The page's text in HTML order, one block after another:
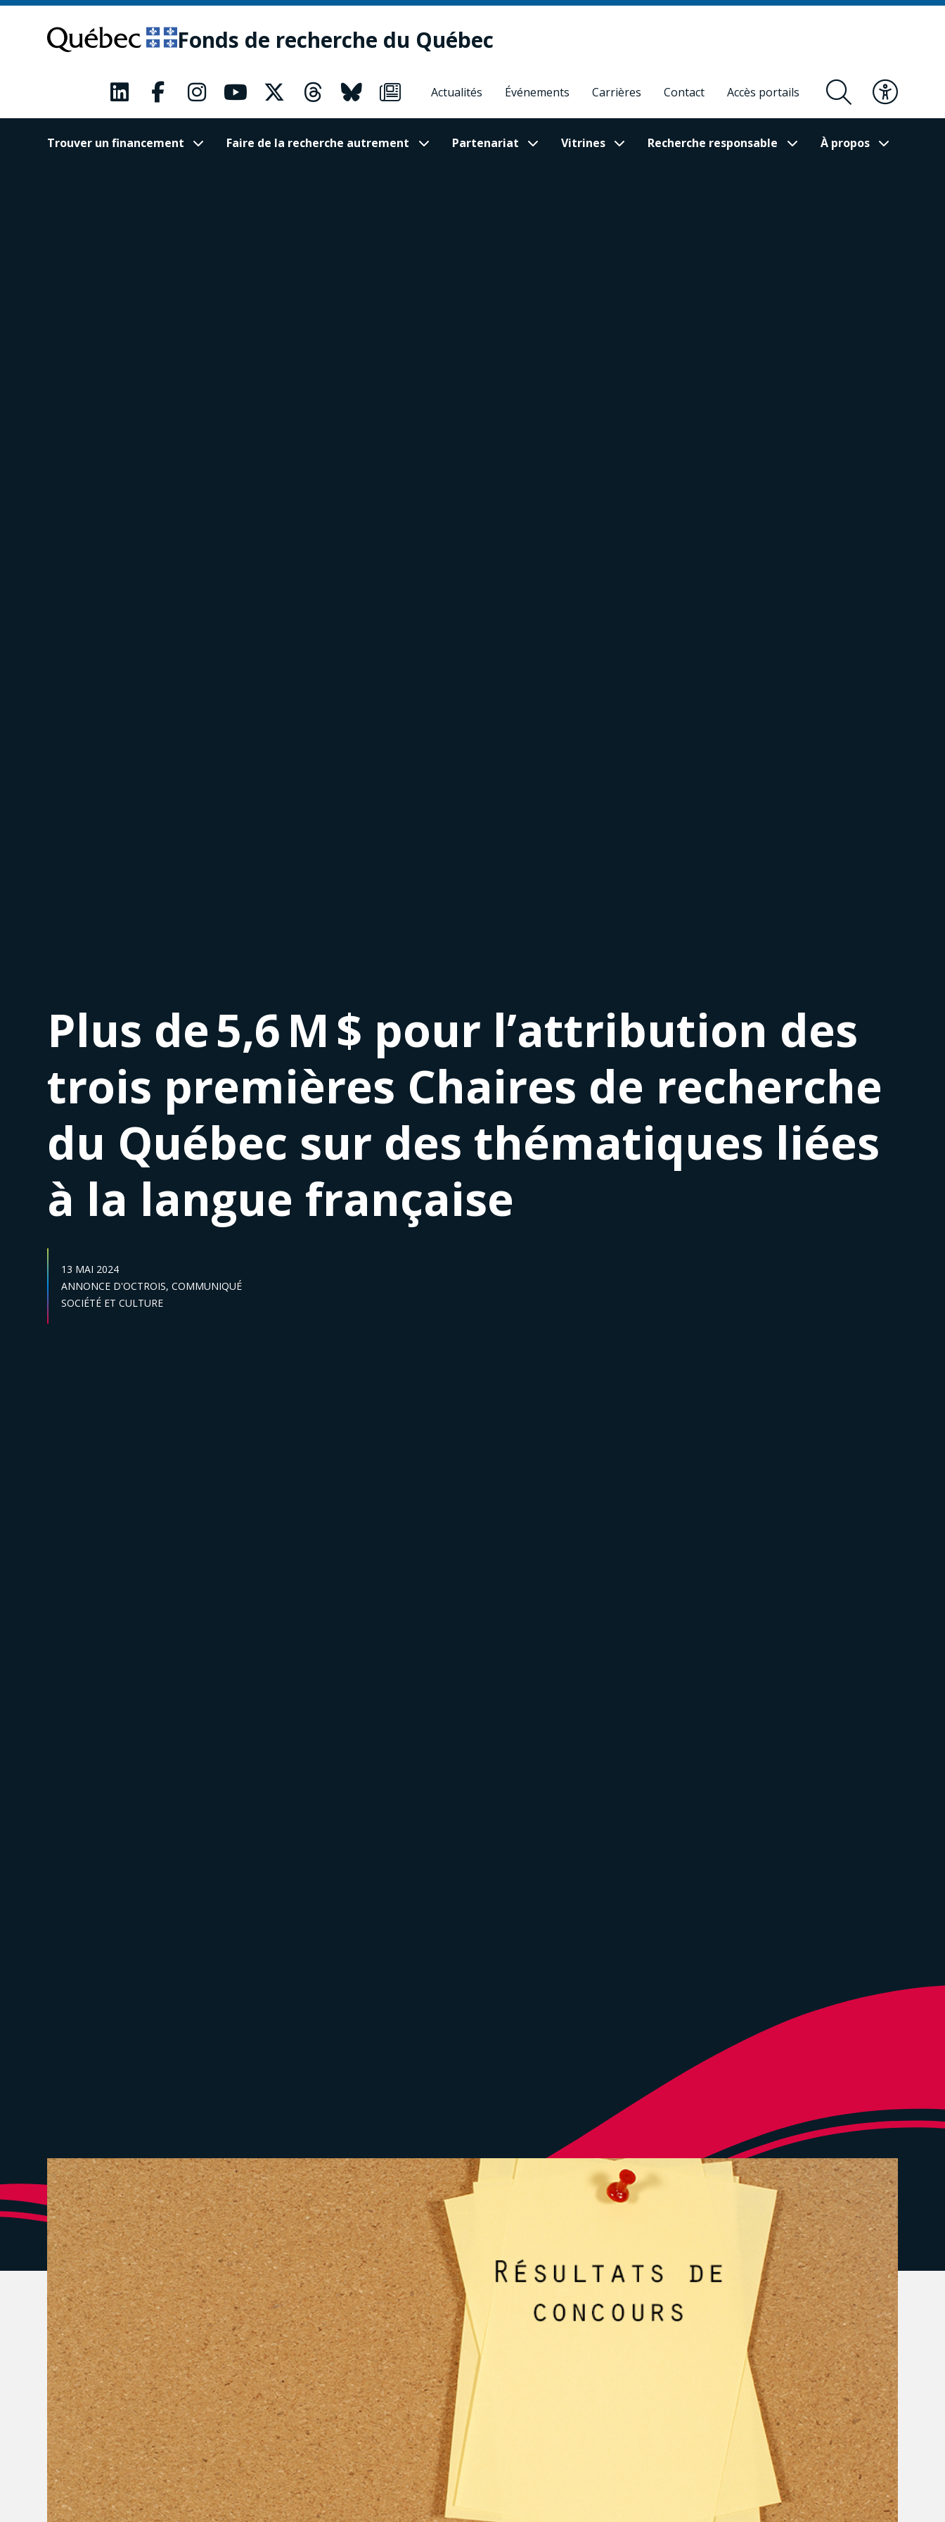
contenu
Fonds de recherche du Québec
Actualités Événements Carrières Contact Accès portails
Trouver un financement Faire de la recherche autrement Partenariat Vitrines Recherche responsable À propos
Plus de 5,6 M $ pour l’attribution des
trois premières Chaires de recherche
du Québec sur des thématiques liées
à la langue française
DATE DE PUBLICATION :
13 MAI 2024
Catégories :
ANNONCE D'OCTROIS, COMMUNIQUÉ
Secteur :
SOCIÉTÉ ET CULTURE